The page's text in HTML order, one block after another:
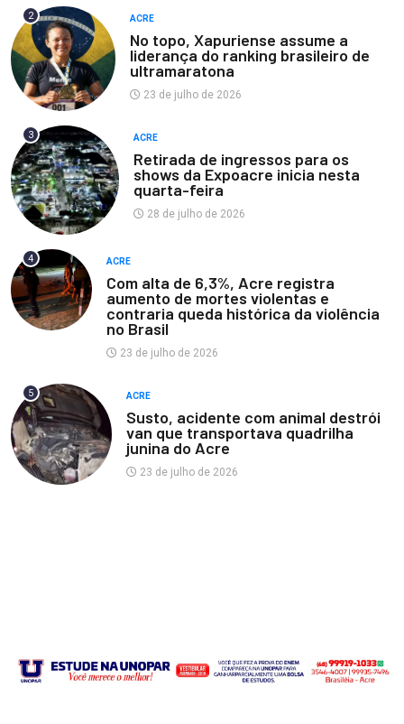
2 ACRE
No topo, Xapuriense assume a
liderança do ranking brasileiro de
ultramaratona
23 de julho de 2026
3 ACRE
Retirada de ingressos para os
shows da Expoacre inicia nesta
quarta-feira
28 de julho de 2026
4 ACRE
Com alta de 6,3%, Acre registra
aumento de mortes violentas e
contraria queda histórica da violência
no Brasil
23 de julho de 2026
5 ACRE
Susto, acidente com animal destrói
van que transportava quadrilha
junina do Acre
23 de julho de 2026